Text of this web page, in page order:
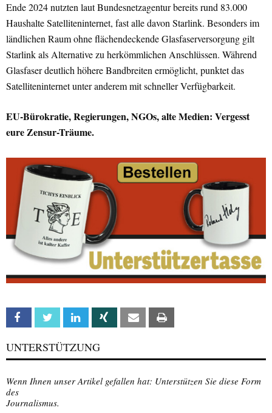
Ende 2024 nutzten laut Bundesnetzagentur bereits rund 83.000
Haushalte Satelliteninternet, fast alle davon Starlink. Besonders im
ländlichen Raum ohne flächendeckende Glasfaserversorgung gilt
Starlink als Alternative zu herkömmlichen Anschlüssen. Während
Glasfaser deutlich höhere Bandbreiten ermöglicht, punktet das
Satelliteninternet unter anderem mit schneller Verfügbarkeit.
EU-Bürokratie, Regierungen, NGOs, alte Medien: Vergesst
eure Zensur-Träume.
Facebook Twitter Linkedin Xing Email
UNTERSTÜTZUNG
Wenn Ihnen unser Artikel gefallen hat: Unterstützen Sie diese Form
des
Journalismus.